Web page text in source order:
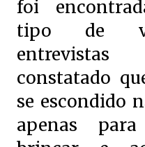
foi
tipo de
constatado
se escondido
apenas